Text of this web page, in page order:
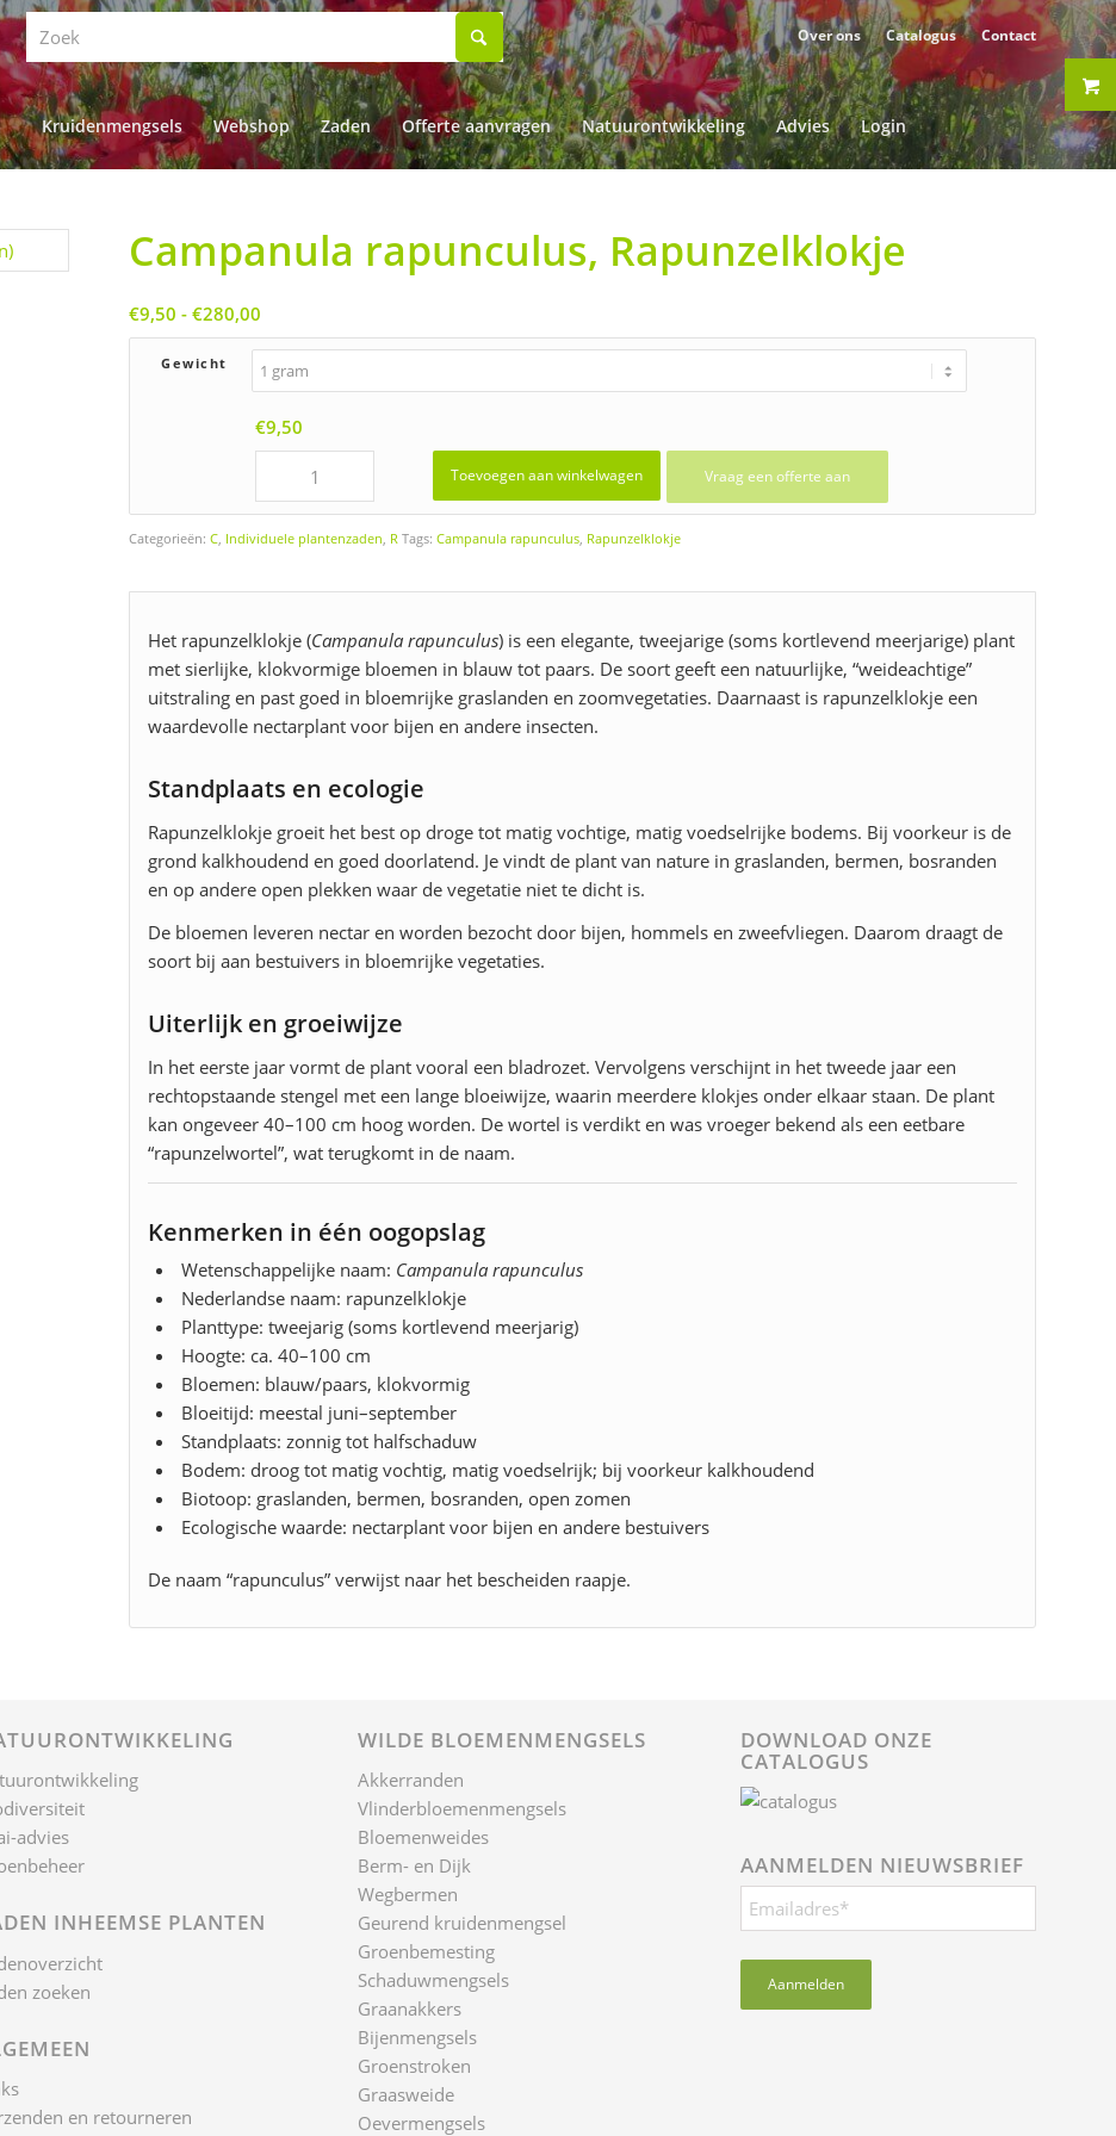
Over ons Catalogus Contact
Kruidenmengsels Webshop Zaden Offerte aanvragen Natuurontwikkeling Advies Login
Campanula rapunculus, Rapunzelklokje
€9,50 - €280,00
€9,50
tot
€280,00
Gewicht
€9,50
Toevoegen aan winkelwagen Vraag een offerte aan
Categorieën:C, Individuele plantenzaden, R Tags:Campanula rapunculus, Rapunzelklokje
Het rapunzelklokje (Campanula rapunculus) is een elegante, tweejarige (soms kortlevend meerjarige) plant
met sierlijke, klokvormige bloemen in blauw tot paars. De soort geeft een natuurlijke, “weideachtige”
uitstraling en past goed in bloemrijke graslanden en zoomvegetaties. Daarnaast is rapunzelklokje een
waardevolle nectarplant voor bijen en andere insecten.
Standplaats en ecologie
Rapunzelklokje groeit het best op droge tot matig vochtige, matig voedselrijke bodems. Bij voorkeur is de
grond kalkhoudend en goed doorlatend. Je vindt de plant van nature in graslanden, bermen, bosranden
en op andere open plekken waar de vegetatie niet te dicht is.
De bloemen leveren nectar en worden bezocht door bijen, hommels en zweefvliegen. Daarom draagt de
soort bij aan bestuivers in bloemrijke vegetaties.
Uiterlijk en groeiwijze
In het eerste jaar vormt de plant vooral een bladrozet. Vervolgens verschijnt in het tweede jaar een
rechtopstaande stengel met een lange bloeiwijze, waarin meerdere klokjes onder elkaar staan. De plant
kan ongeveer 40–100 cm hoog worden. De wortel is verdikt en was vroeger bekend als een eetbare
“rapunzelwortel”, wat terugkomt in de naam.
Kenmerken in één oogopslag
Wetenschappelijke naam: Campanula rapunculus
Nederlandse naam: rapunzelklokje
Planttype: tweejarig (soms kortlevend meerjarig)
Hoogte: ca. 40–100 cm
Bloemen: blauw/paars, klokvormig
Bloeitijd: meestal juni–september
Standplaats: zonnig tot halfschaduw
Bodem: droog tot matig vochtig, matig voedselrijk; bij voorkeur kalkhoudend
Biotoop: graslanden, bermen, bosranden, open zomen
Ecologische waarde: nectarplant voor bijen en andere bestuivers
De naam “rapunculus” verwijst naar het bescheiden raapje.
advies
INHEEMSE PLANTEN
zoeken
en retourneren
WILDE BLOEMENMENGSELS
Akkerranden
Vlinderbloemenmengsels
Bloemenweides
Berm- en Dijk
Wegbermen
Geurend kruidenmengsel
Groenbemesting
Schaduwmengsels
Graanakkers
Bijenmengsels
Groenstroken
Graasweide
Oevermengsels
DOWNLOAD ONZE
CATALOGUS
AANMELDEN NIEUWSBRIEF